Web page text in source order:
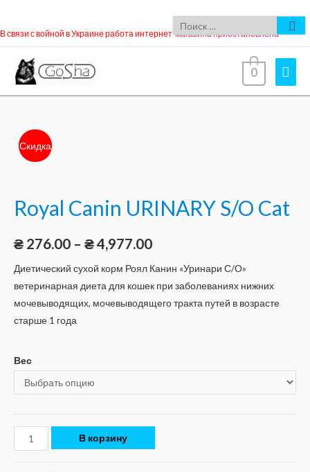
В связи с войной в Украине работа интернет-магазина приостановлена
0
Скидка
Royal Canin URINARY S/O Cat
₴ 276.00 – ₴4,977.00
Диетический сухой корм Роял Канин «Уринари С/О»
ветеринарная диета для кошек при заболеваниях нижних
мочевыводящих, мочевыводящего тракта путей в возрасте
старше 1 года
Вес
В корзину